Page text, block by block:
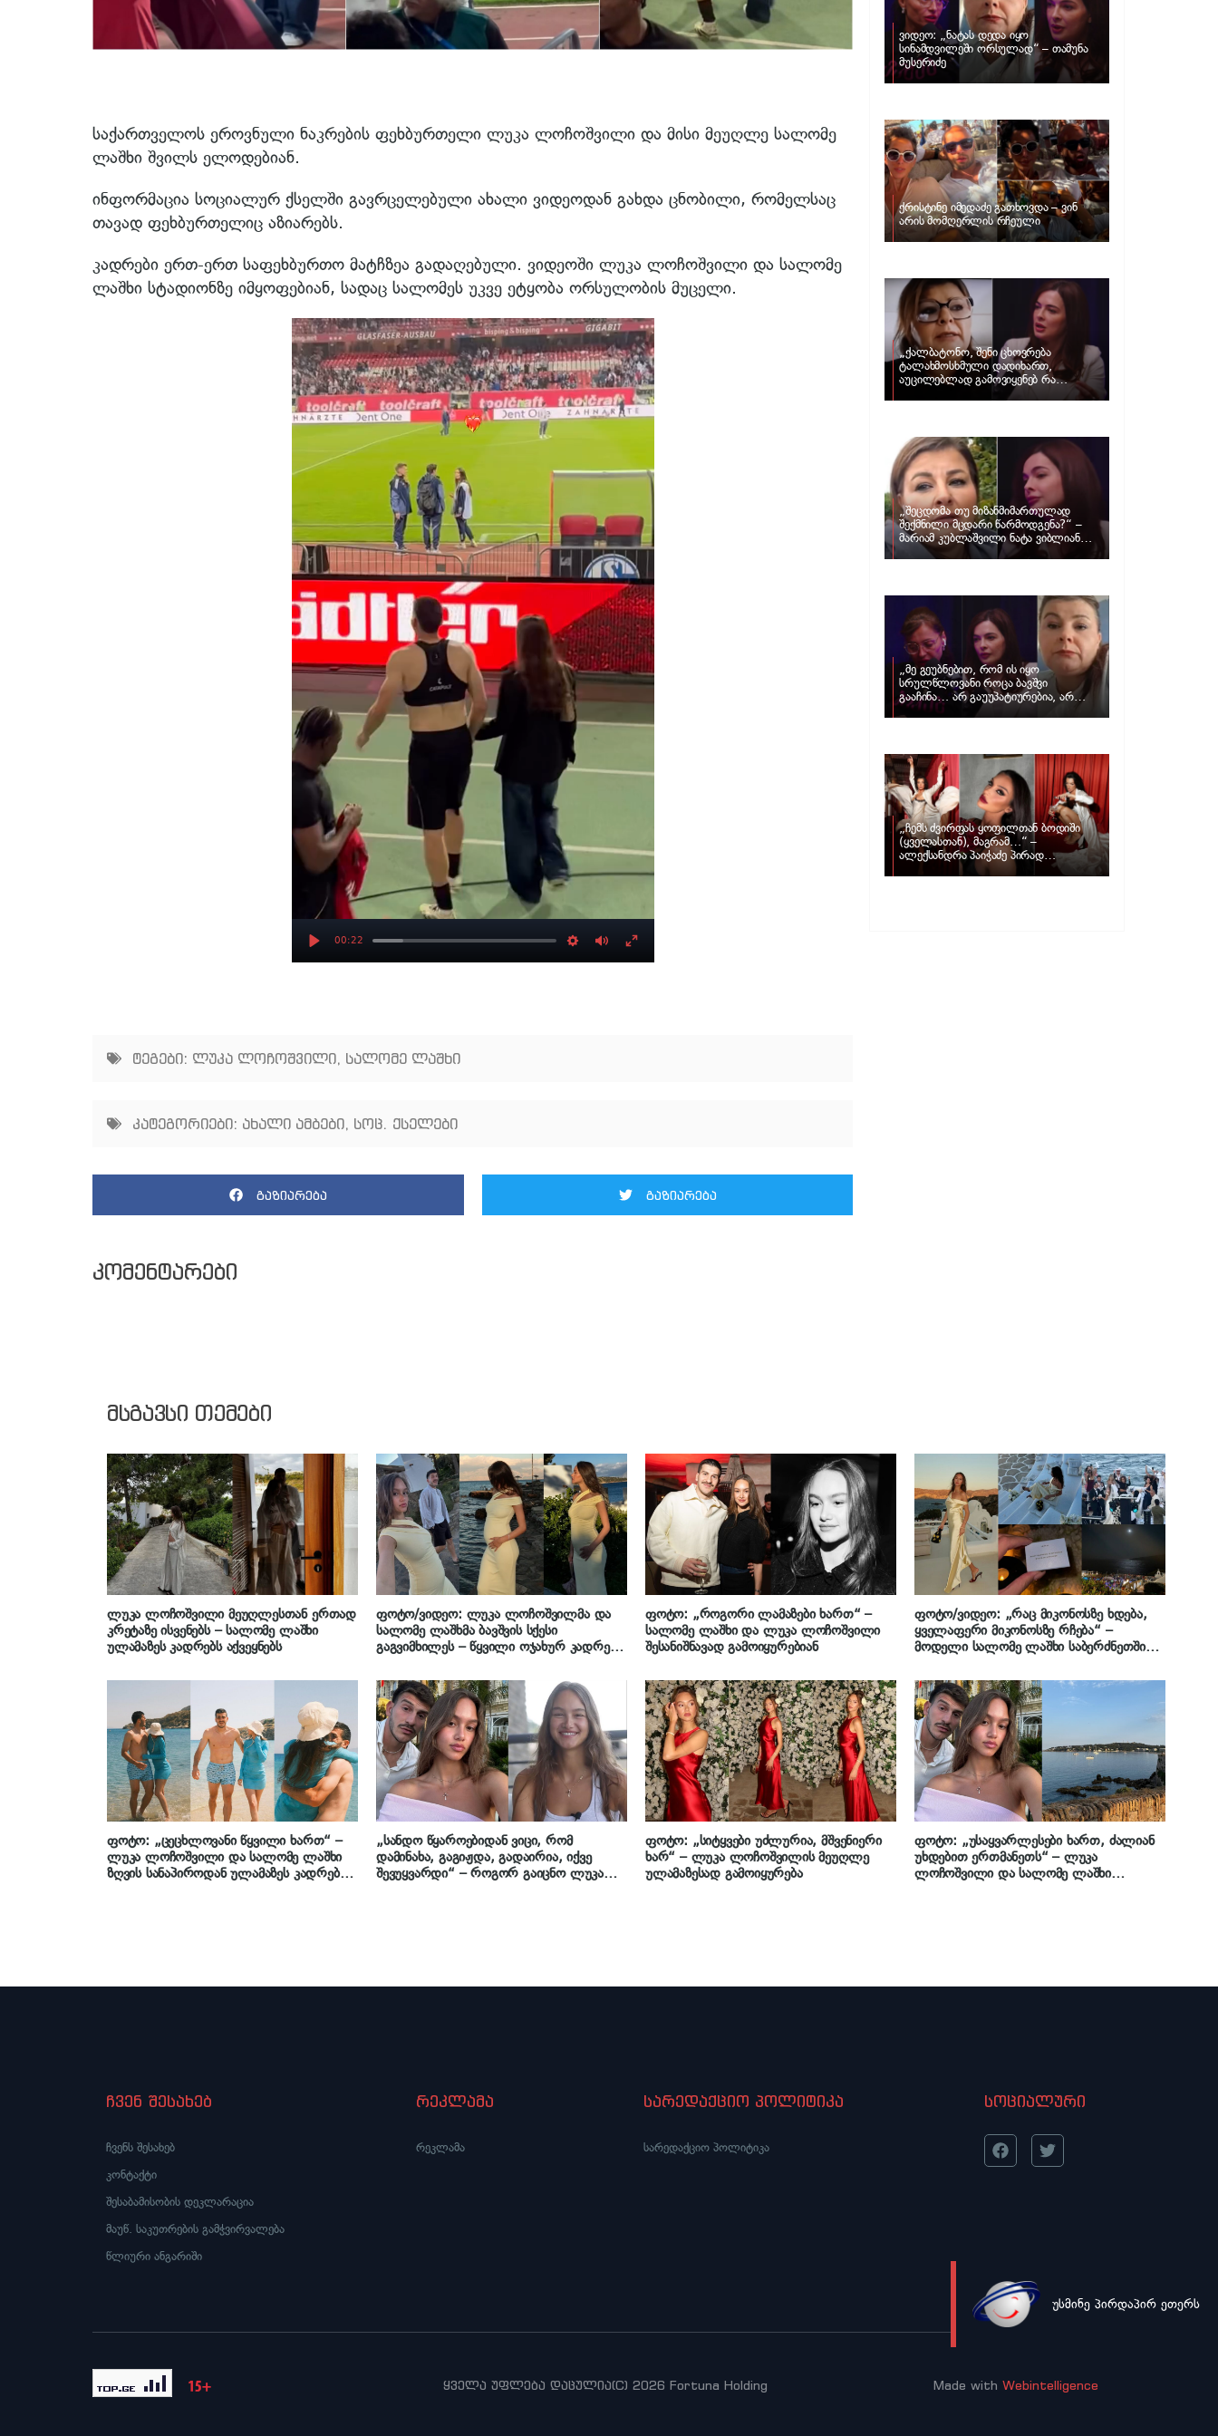
LIVEუსმინე პირდაპირ ეთერს
საქართველოს ეროვნული ნაკრების ფეხბურთელი ლუკა ლოჩოშვილი და მისი მეუღლე სალომე
ლაშხი შვილს ელოდებიან.
ინფორმაცია სოციალურ ქსელში გავრცელებული ახალი ვიდეოდან გახდა ცნობილი, რომელსაც
თავად ფეხბურთელიც აზიარებს.
კადრები ერთ-ერთ საფეხბურთო მატჩზეა გადაღებული. ვიდეოში ლუკა ლოჩოშვილი და სალომე
ლაშხი სტადიონზე იმყოფებიან, სადაც სალომეს უკვე ეტყობა ორსულობის მუცელი.
Play
00:22
Settings
MuteEnter
ტეგები: ლუკა ლოჩოშვილი, სალომე ლაშხი
კატეგორიები: ახალი ამბები, სოც. ქსელები
გაზიარება გაზიარება
კომენტარები
ვიდეო: „ნატას დედა იყო
სინამდვილეში ორსულად“ – თამუნა
მუსერიძე
ქრისტინე იმედაძე გათხოვდა – ვინ
არის მომღერლის რჩეული
„ქალბატონო, შენი ცხოვრება
ტალახმოსხმული დადიხართ,
აუცილებლად გამოვიყენებ რა
ინფორმაციაც მაქვს“… – რა
„შეცდომა თუ მიზანმიმართულად
შექმნილი მცდარი წარმოდგენა?“ –
მარიამ კუბლაშვილი ნატა ვიბლიანის
საქმეზე ვიდეომიმართვას ავრცელებს
„მე გეუბნებით, რომ ის იყო
სრულწლოვანი როცა ბავშვი
გააჩინა… არ გაუუპატიურებია, არ
უძალადია და მსგავსი რამ არ
ვიბლიანის საქმეზე
„ჩემს ძვირფას ყოფილთან ბოდიში
(ყველასთან), მაგრამ…“ –
ალექსანდრა პაიჭაძე პირად
მსგავსი თემები
ლუკა ლოჩოშვილი მეუღლესთან ერთად
კრეტაზე ისვენებს – სალომე ლაშხი
ულამაზეს კადრებს აქვეყნებს
ფოტო/ვიდეო: ლუკა ლოჩოშვილმა და
სალომე ლაშხმა ბავშვის სქესი
გაგვიმხილეს – წყვილი ოჯახურ კადრებს
ფოტო: „როგორი ლამაზები ხართ“ –
სალომე ლაშხი და ლუკა ლოჩოშვილი
შესანიშნავად გამოიყურებიან
ფოტო/ვიდეო: „რაც მიკონოსზე ხდება,
ყველაფერი მიკონოსზე რჩება“ –
მოდელი სალომე ლაშხი საბერძნეთში
ულამაზეს კადრებს გვიზიარებს
ფოტო: „ცეცხლოვანი წყვილი ხართ“ –
ლუკა ლოჩოშვილი და სალომე ლაშხი
ზღვის სანაპიროდან ულამაზეს კადრებს
„სანდო წყაროებიდან ვიცი, რომ
დამინახა, გაგიჟდა, გადაირია, იქვე
შევუყვარდი“ – როგორ გაიცნო ლუკა
ფოტო: „სიტყვები უძლურია, მშვენიერი
ხარ“ – ლუკა ლოჩოშვილის მეუღლე
ულამაზესად გამოიყურება
ფოტო: „უსაყვარლესები ხართ, ძალიან
უხდებით ერთმანეთს“ – ლუკა
ლოჩოშვილი და სალომე ლაშხი
ჩვენ შესახებ
ჩვენს შესახებ
კონტაქტი
შესაბამისობის დეკლარაცია
მაუწ. საკუთრების გამჭვირვალება
წლიური ანგარიში
რეკლამა
რეკლამა
სარედაქციო პოლიტიკა
სარედაქციო პოლიტიკა
სოციალური
ყველა უფლება დაცულია(C) 2026 Fortuna Holding Made with Webintelligence